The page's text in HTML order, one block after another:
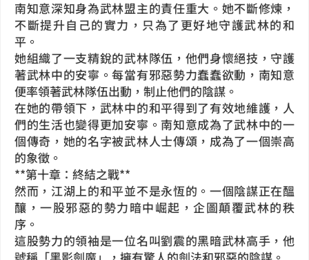
南知意深知身為武林盟主的責任重大。她不斷修煉，
不斷提升自己的實力，只為了更好地守護武林的和
平。
她組織了一支精銳的武林隊伍，他們身懷絕技，守護
著武林中的安寧。每當有邪惡勢力蠢蠢欲動，南知意
便率領著武林隊伍出動，制止他們的陰謀。
在她的帶領下，武林中的和平得到了有效地維護，人
們的生活也變得更加安寧。南知意成為了武林中的一
個傳奇，她的名字被武林人士傳頌，成為了一個崇高
的象徵。
**第十章：終結之戰**
然而，江湖上的和平並不是永恆的。一個陰謀正在醞
釀，一股邪惡的勢力暗中崛起，企圖顛覆武林的秩
序。
這股勢力的領袖是一位名叫劉震的黑暗武林高手，他